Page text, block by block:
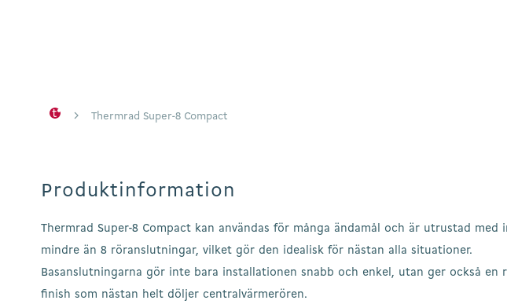
Thermrad Super-8 Compact
Produktinformation
Thermrad Super-8 Compact kan användas för många ändamål och är utrustad med
mindre än 8 röranslutningar, vilket gör den idealisk för nästan alla situationer.
Basanslutningarna gör inte bara installationen snabb och enkel, utan ger också en
finish som nästan helt döljer centralvärmerören.